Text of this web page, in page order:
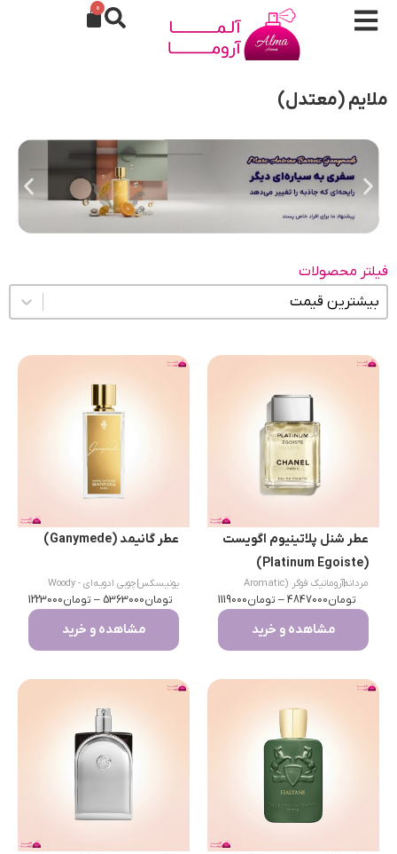
0
ملایم (معتدل)
فیلتر محصولات
مرتب سازی محتوا
عطر شنل پلاتینیوم اگویست
(Platinum Egoiste)
مردانه
|
آروماتیک فوگر (Aromatic
Fougère)تومان4847000
– تومان1119000
مشاهده و خرید
عطر گانیمد (Ganymede)
یونیسکس
|
چوبی ادویه‌ای - Woody
Spicy
تومان5363000
– تومان1223000
مشاهده و خرید